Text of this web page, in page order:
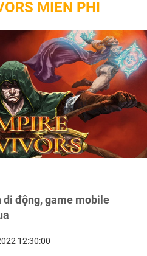
MIEN PHI
động, game mobile
12:30:00